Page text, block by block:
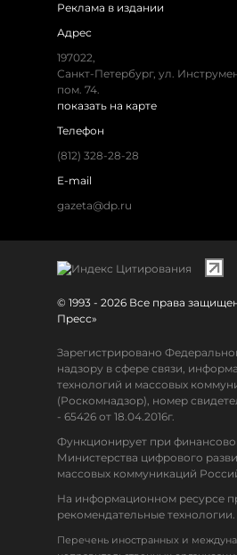
Реклама в издании
Адрес
197022,
Санкт-Петербург, ул.
пом. 74.
показать на карте
Телефон
(812) 328-28-28
E-mail
gazeta@dp.ru
© 1993 - 2026 Все права
Пресс»
Зарегистрировано
надзору в сфере связи,
технологий и массовых
(Роскомнадзор), номер
- 65426 от 18.04.2016г.
Функционирует при
Министерства цифрового
массовых коммуникаций
На информационном ресурсе
рекомендательные
Перечень иностранных и